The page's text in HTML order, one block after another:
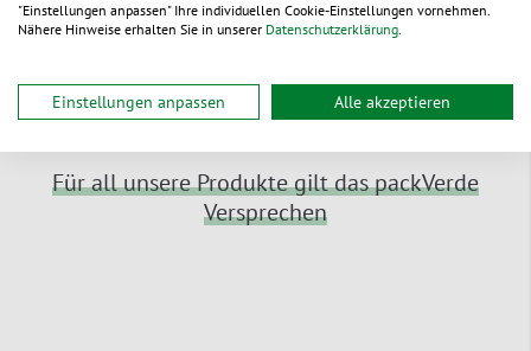
lieferbar lieferbar
Für all unsere Produkte gilt das packVerde
Versprechen
"Einstellungen anpassen" Ihre individuellen Cookie-Einstellungen vornehmen.
Nähere Hinweise erhalten Sie in unserer Datenschutzerklärung.
Einstellungen anpassen Alle akzeptieren